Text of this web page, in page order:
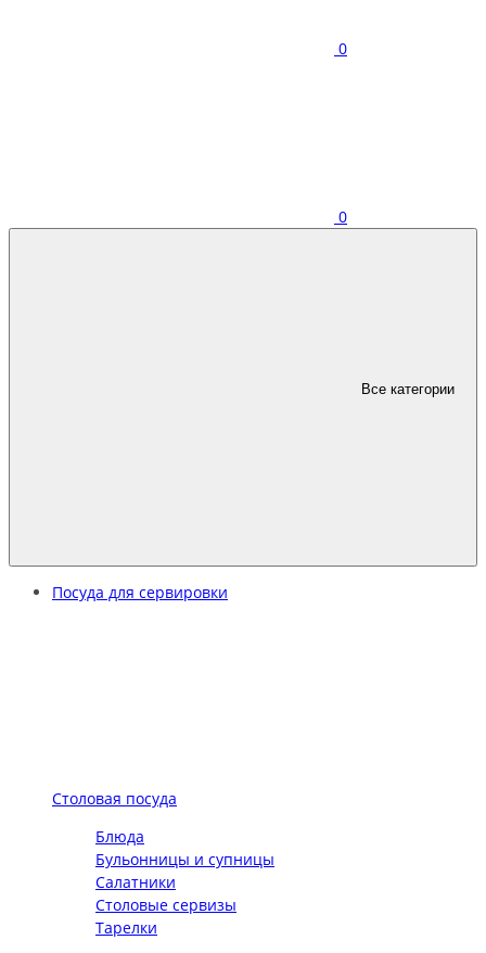
0
0
Все категории
Посуда для сервировки
Столовая посуда
Блюда
Бульонницы и супницы
Салатники
Столовые сервизы
Тарелки